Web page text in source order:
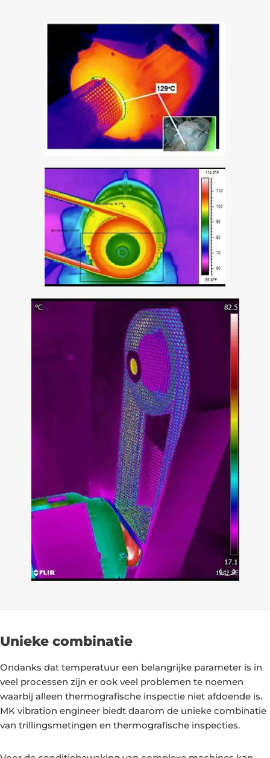
Unieke combinatie
Ondanks dat temperatuur een belangrijke parameter is in
veel processen zijn er ook veel problemen te noemen
waarbij alleen thermografische inspectie niet afdoende is.
MK vibration engineer biedt daarom de unieke combinatie
van trillingsmetingen en thermografische inspecties.